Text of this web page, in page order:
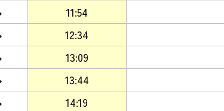
11:54
12:34
13:09
13:44
14:19